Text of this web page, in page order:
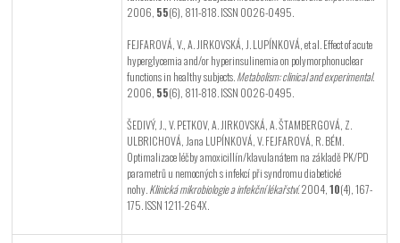
2006, 55(6), 811-818. ISSN 0026-0495.
FEJFAROVÁ, V., A. JIRKOVSKÁ, J. LUPÍNKOVÁ, et al. Effect of acute
hyperglycemia and/or hyperinsulinemia on polymorphonuclear
functions in healthy subjects. Metabolism: clinical and experimental.
2006, 55(6), 811-818. ISSN 0026-0495.
ŠEDIVÝ, J., V. PETKOV, A. JIRKOVSKÁ, A. ŠTAMBERGOVÁ, Z.
ULBRICHOVÁ, Jana LUPÍNKOVÁ, V. FEJFAROVÁ, R. BÉM.
Optimalizace léčby amoxicillín/klavulanátem na základě PK/PD
parametrů u nemocných s infekcí při syndromu diabetické
nohy. Klinická mikrobiologie a infekční lékařství. 2004,10(4), 167-
175. ISSN 1211-264X.